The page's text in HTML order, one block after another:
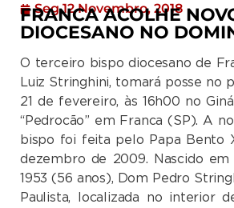
Seg 12 Novembro, 2018
FRANCA ACOLHE
DIOCESANO NO
O terceiro bispo diocesano de
Luiz Stringhini, tomará posse no
21 de fevereiro, às 16h00 no
“Pedrocão” em Franca (SP). A
bispo foi feita pelo Papa Bento
dezembro de 2009. Nascido em
1953 (56 anos), Dom Pedro
Paulista, localizada no interior